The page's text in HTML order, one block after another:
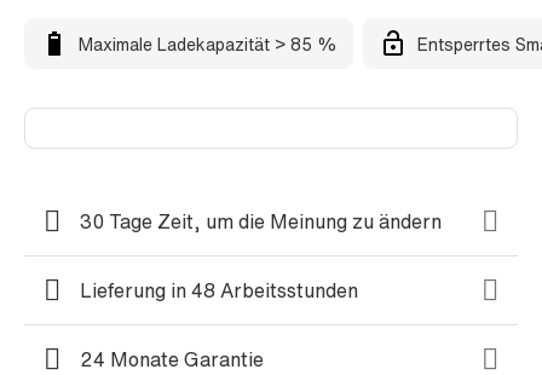
Maximale Ladekapazität > 85 % Entsperrtes
30 Tage Zeit, um die Meinung zu ändern
Lieferung in 48 Arbeitsstunden
24 Monate Garantie